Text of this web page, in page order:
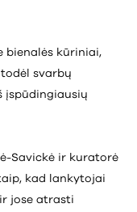
bienalės kūriniai,
svarbų
įspūdingiausių
Savickė ir kuratorė
kad lankytojai
jose atrasti